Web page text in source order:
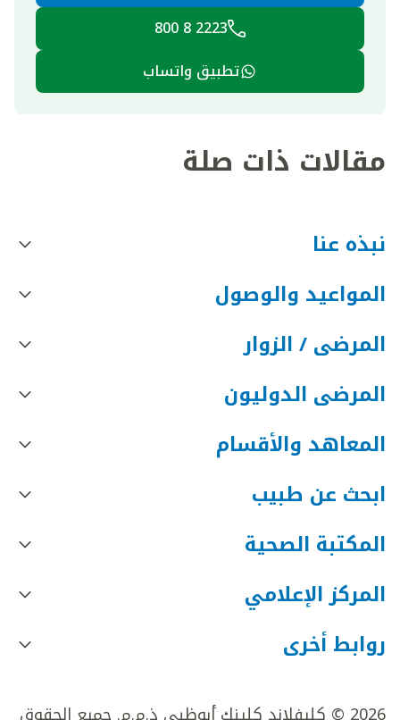
2223 8 800
تطبيق واتساب
مقالات ذات صلة
نبذه عنا
المواعيد والوصول
المرضى / الزوار
المرضى الدوليون
المعاهد والأقسام
ابحث عن طبيب
المكتبة الصحية
المركز الإعلامي
روابط أخرى